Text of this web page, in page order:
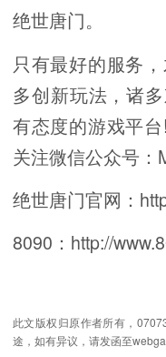
绝世唐门。
只有最好的服务
多创新玩法，诸
有态度的游戏平
关注微信公众号：
绝世唐门官网：
8090：http://
此文版权归原作者所有，
途，如有异议，请发函至